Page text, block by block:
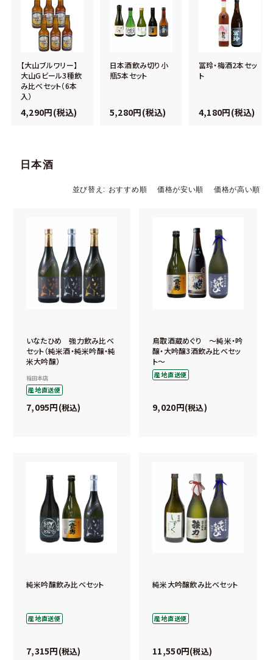
【大山ブルワリー】
大山Gビール3種飲
み比べセット（6本
入）
4,290円(税込)
日本酒飲み切り小
瓶5本セット
5,280円(税込)
冨玲・梅酒2本セッ
ト
4,180円(税込)
日本酒
並び替え おすすめ順 価格が安い順 価格が高い順
いなたひめ 強力飲み比べ
セット（純米酒・純米吟醸・純
米大吟醸）
稲田本店
産地直送便
7,095 税込
鳥取酒蔵めぐり ～純米・吟
醸・大吟醸3酒飲み比べセッ
ト～
産地直送便
9,020 税込
純米吟醸飲み比べセット
産地直送便
7,315 税込
純米大吟醸飲み比べセット
産地直送便
11,550 税込